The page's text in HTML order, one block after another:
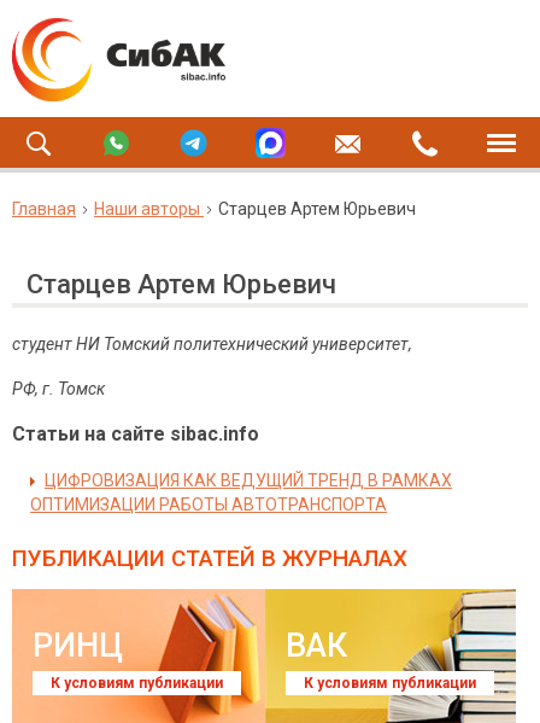
Главная Наши авторы Старцев Артем Юрьевич
Старцев Артем Юрьевич
студент НИ Томский политехнический университет,
РФ, г. Томск
Статьи на сайте sibac.info
ЦИФРОВИЗАЦИЯ КАК ВЕДУЩИЙ ТРЕНД В РАМКАХ
ОПТИМИЗАЦИИ РАБОТЫ АВТОТРАНСПОРТА
ПУБЛИКАЦИИ СТАТЕЙ В ЖУРНАЛАХ
РИНЦ
К условиям публикации
ВАК
К условиям публикации